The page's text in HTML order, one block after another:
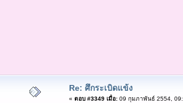
Re: ศึกระเบิดแข้ง
« ตอบ #3349 เมื่อ:09 กุมภาพันธ์ 2554,